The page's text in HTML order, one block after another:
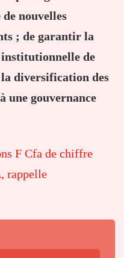
nouvelles
; de garantir la
de
diversification des
une gouvernance
F Cfa de chiffre
rappelle